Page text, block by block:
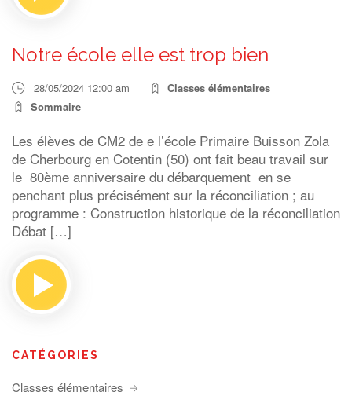
Notre école elle est trop bien
28/05/2024 12:00 am
Classes élémentaires
Sommaire
Les élèves de CM2 de e l’école Primaire Buisson Zola
de Cherbourg en Cotentin (50) ont fait beau travail sur
le 80ème anniversaire du débarquement en se
penchant plus précisément sur la réconciliation ; au
programme : Construction historique de la réconciliation
Débat […]
CATÉGORIES
Classes élémentaires